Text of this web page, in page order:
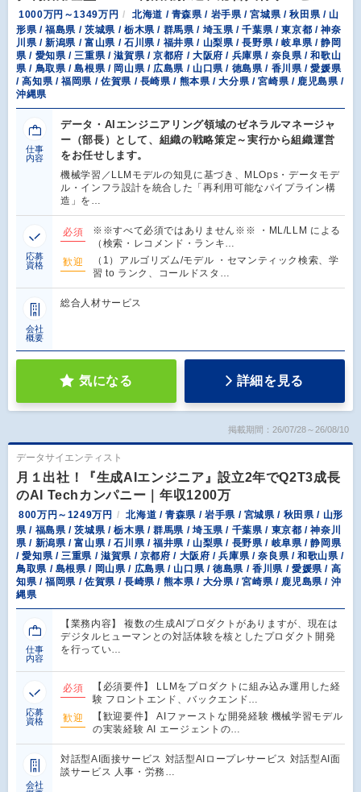
1000万円～1349万円
北海道 / 青森県 / 岩手県 / 宮城県 / 秋田県 / 山
形県 / 福島県 / 茨城県 / 栃木県 / 群馬県 / 埼玉県 / 千葉県 / 東京都 / 神奈
川県 / 新潟県 / 富山県 / 石川県 / 福井県 / 山梨県 / 長野県 / 岐阜県 / 静岡
県 / 愛知県 / 三重県 / 滋賀県 / 京都府 / 大阪府 / 兵庫県 / 奈良県 / 和歌山
県 / 鳥取県 / 島根県 / 岡山県 / 広島県 / 山口県 / 徳島県 / 香川県 / 愛媛県
/ 高知県 / 福岡県 / 佐賀県 / 長崎県 / 熊本県 / 大分県 / 宮崎県 / 鹿児島県 /
沖縄県
仕事
内容
データ・AIエンジニアリング領域のゼネラルマネージャ
ー（部長）として、組織の戦略策定～実行から組織運営
をお任せします。
機械学習／LLMモデルの知見に基づき、MLOps・データモデ
ル・インフラ設計を統合した「再利用可能なパイプライン構
造」を…
応募
資格
必須
※※すべて必須ではありません※※ ・ML/LLM による
（検索・レコメンド・ランキ…
歓迎
（1）アルゴリズム/モデル ・セマンティック検索、学
習 to ランク、コールドスタ…
会社
概要
総合人材サービス
気になる 詳細を見る
掲載期間：26/07/28～26/08/10
データサイエンティスト
月１出社！『生成AIエンジニア』設立2年でQ2T3成長
のAI Techカンパニー｜年収1200万
800万円～1249万円
北海道 / 青森県 / 岩手県 / 宮城県 / 秋田県 / 山形
県 / 福島県 / 茨城県 / 栃木県 / 群馬県 / 埼玉県 / 千葉県 / 東京都 / 神奈川
県 / 新潟県 / 富山県 / 石川県 / 福井県 / 山梨県 / 長野県 / 岐阜県 / 静岡県
/ 愛知県 / 三重県 / 滋賀県 / 京都府 / 大阪府 / 兵庫県 / 奈良県 / 和歌山県 /
鳥取県 / 島根県 / 岡山県 / 広島県 / 山口県 / 徳島県 / 香川県 / 愛媛県 / 高
知県 / 福岡県 / 佐賀県 / 長崎県 / 熊本県 / 大分県 / 宮崎県 / 鹿児島県 / 沖
縄県
仕事
内容
【業務内容】 複数の生成AIプロダクトがありますが、現在は
デジタルヒューマンとの対話体験を核としたプロダクト開発
を行ってい…
応募
資格
必須
【必須要件】 LLMをプロダクトに組み込み運用した経
験 フロントエンド、バックエンド…
歓迎
【歓迎要件】 AIファーストな開発経験 機械学習モデル
の実装経験 AI エージェントの…
会社
対話型AI面接サービス 対話型AIロープレサービス 対話型AI面
談サービス 人事・労務…